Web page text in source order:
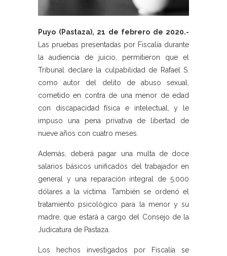
Puyo (Pastaza), 21 de febrero de 2020.-
Las pruebas presentadas por Fiscalía durante
la audiencia de juicio, permitieron que el
Tribunal declare la culpabilidad de Rafael S.
como autor del delito de abuso sexual,
cometido en contra de una menor de edad
con discapacidad física e intelectual, y le
impuso una pena privativa de libertad de
nueve años con cuatro meses.
Además, deberá pagar una multa de doce
salarios básicos unificados del trabajador en
general y una reparación integral de 5.000
dólares a la víctima. También se ordenó el
tratamiento psicológico para la menor y su
madre, que estará a cargo del Consejo de la
Judicatura de Pastaza.
Los hechos investigados por Fiscalía se